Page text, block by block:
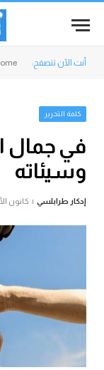
أنت الآن تتصفح:
كلمة التحرير
في جمال
إدكار طرابلسي كانون الأول